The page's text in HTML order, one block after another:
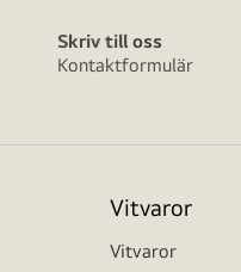
Skriv till oss
Kontaktformulär
Vitvaror
Vitvaror